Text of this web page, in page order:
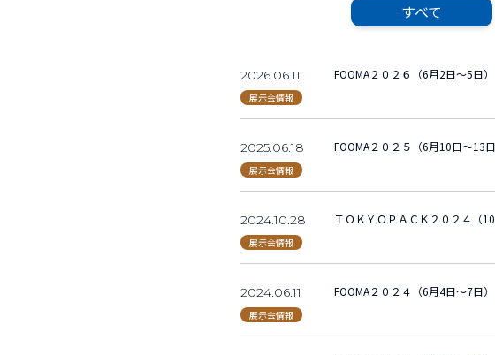
すべて
2026.06.11
展示会情報
FOOMA２０２６（6月2日～5日）
2025.06.18
展示会情報
FOOMA２０２５（6月10日～13
2024.10.28
展示会情報
ＴＯＫＹＯＰＡＣＫ２０２４（
2024.06.11
展示会情報
FOOMA２０２４（6月4日～7日）